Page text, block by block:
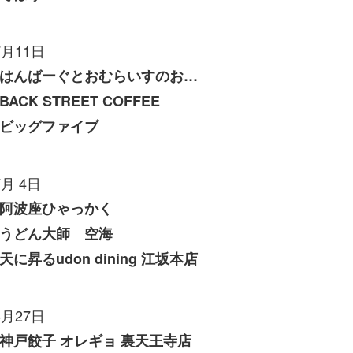
11日
はんばーぐとおむらいすのお店 いくら
STREET COFFEE
ッグファイブ
4日
波座ひゃっかく
どん大師 空海
に昇るudon dining 江坂本店
27日
戸餃子 オレギョ 裏天王寺店